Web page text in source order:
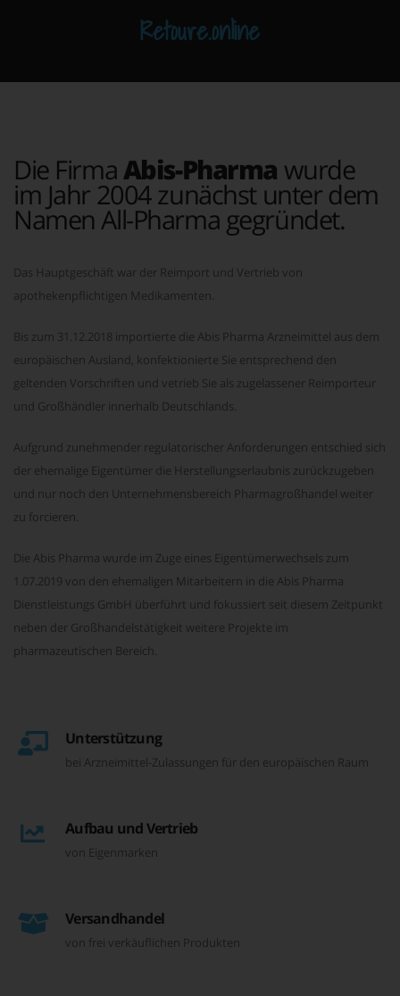
Retoure.online
Die Firma Abis-Pharma wurde
im Jahr 2004 zunächst unter dem
Namen All-Pharma gegründet.
Das Hauptgeschäft war der Reimport und Vertrieb von
apothekenpflichtigen Medikamenten.
Bis zum 31.12.2018 importierte die Abis Pharma Arzneimittel aus dem
europäischen Ausland, konfektionierte Sie entsprechend den
geltenden Vorschriften und vetrieb Sie als zugelassener Reimporteur
und Großhändler innerhalb Deutschlands.
Aufgrund zunehmender regulatorischer Anforderungen entschied sich
der ehemalige Eigentümer die Herstellungserlaubnis zurückzugeben
und nur noch den Unternehmensbereich Pharmagroßhandel weiter
zu forcieren.
Die Abis Pharma wurde im Zuge eines Eigentümerwechsels zum
1.07.2019 von den ehemaligen Mitarbeitern in die Abis Pharma
Dienstleistungs GmbH überführt und fokussiert seit diesem Zeitpunkt
neben der Großhandelstätigkeit weitere Projekte im
pharmazeutischen Bereich.
Unterstützung
bei Arzneimittel-Zulassungen für den europäischen Raum
Aufbau und Vertrieb
von Eigenmarken
Versandhandel
von frei verkäuflichen Produkten